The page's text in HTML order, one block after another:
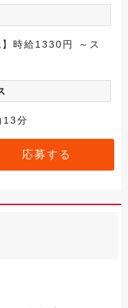
時給1330円 ～ス
13分
応募する